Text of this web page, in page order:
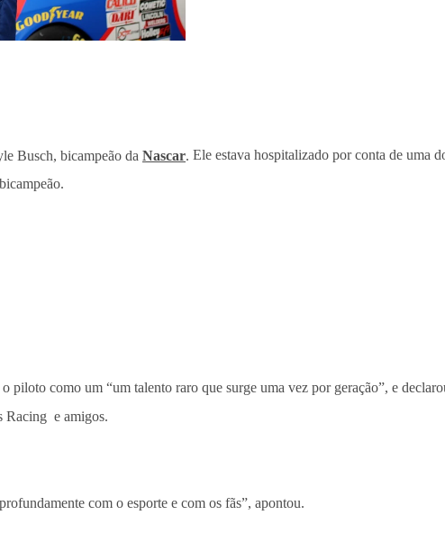
Busch, bicampeão da Nascar Ele estava hospitalizado por conta de uma
piloto como um “um talento raro que surge uma vez por geração”, e
Racing e amigos.
com o esporte e com os fãs”, apontou.